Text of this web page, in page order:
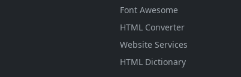
Font Awesome
HTML Converter
Website Services
HTML Dictionary